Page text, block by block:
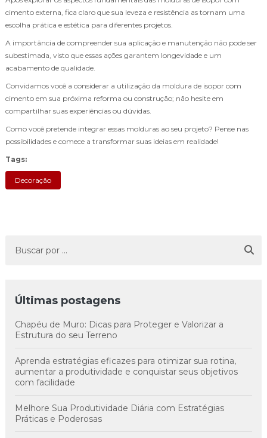
cimento externa, fica claro que sua leveza e resistência as tornam uma
escolha prática e estética para diferentes projetos.
A importância de compreender sua aplicação e manutenção não pode ser
subestimada, visto que essas ações garantem longevidade e um
acabamento de qualidade.
Convidamos você a considerar a utilização da moldura de isopor com
cimento em sua próxima reforma ou construção; não hesite em
compartilhar suas experiências ou dúvidas.
Como você pretende integrar essas molduras ao seu projeto? Pense nas
possibilidades e comece a transformar suas ideias em realidade!
Tags:
Decoração
Últimas postagens
Chapéu de Muro: Dicas para Proteger e Valorizar a
Estrutura do seu Terreno
Aprenda estratégias eficazes para otimizar sua rotina,
aumentar a produtividade e conquistar seus objetivos
com facilidade
Melhore Sua Produtividade Diária com Estratégias
Práticas e Poderosas